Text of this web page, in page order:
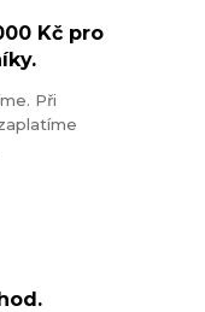
Kč pro
Při